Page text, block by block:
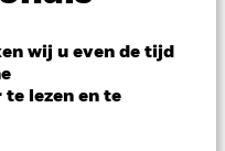
wij u even de tijd
lezen en te